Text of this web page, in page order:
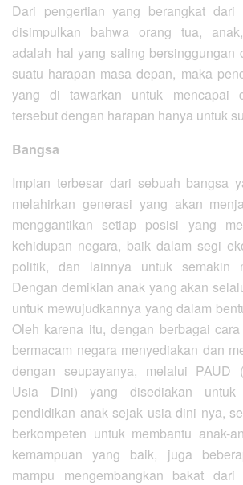
Dari pengertian yang berangkat
disimpulkan bahwa orang tua,
adalah hal yang saling bersinggungan
suatu harapan masa depan, maka
yang di tawarkan untuk mencapai
tersebut dengan harapan hanya untuk
Bangsa
Impian terbesar dari sebuah bangsa
melahirkan generasi yang akan
menggantikan setiap posisi yang
kehidupan negara, baik dalam segi
politik, dan lainnya untuk semakin
Dengan demikian anak yang akan
untuk mewujudkannya yang dalam
Oleh karena itu, dengan berbagai
bermacam negara menyediakan dan
dengan seupayanya, melalui PAUD
Usia Dini) yang disediakan untuk
pendidikan anak sejak usia dini nya,
berkompeten untuk membantu anak-
kemampuan yang baik, juga
mampu mengembangkan bakat dari